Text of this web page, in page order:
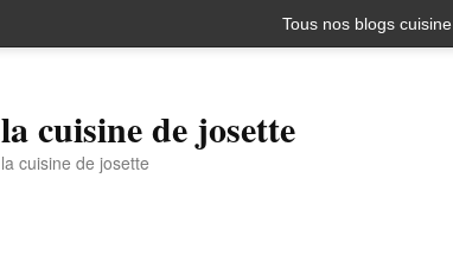
Tous nos blogs cuisine
la cuisine de josette
la cuisine de josette